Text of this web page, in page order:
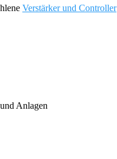
Verstärker und Controller
Anlagen